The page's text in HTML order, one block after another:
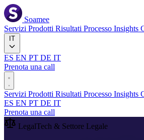
Soamee
Servizi Prodotti Risultati Processo Insights
ES EN PT DE IT
Prenota una call
Servizi Prodotti Risultati Processo Insights
ES EN PT DE IT
Prenota una call
LegalTech & Settore Legale